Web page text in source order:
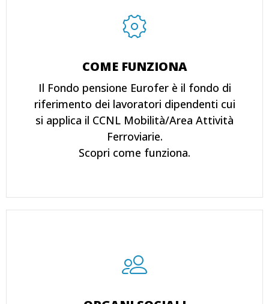
COME FUNZIONA
Il Fondo pensione Eurofer è il fondo di
riferimento dei lavoratori dipendenti cui
si applica il CCNL Mobilità/Area Attività
Ferroviarie.
Scopri come funziona.